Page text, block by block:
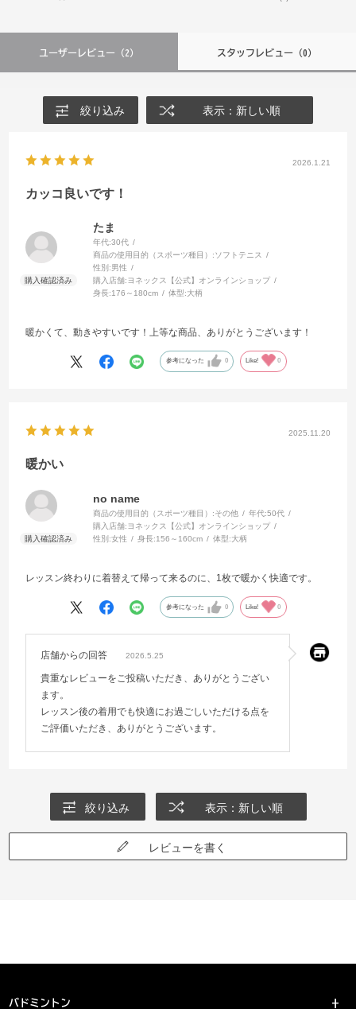
ユーザーレビュー （2） スタッフレビュー（0）
絞り込み 表示：新しい順
2026.1.21
カッコ良いです！
たま
年代:30代
商品の使用目的（スポーツ種目）:ソフトテニス
性別:男性
購入店舗: ヨネックス【公式】オンラインショップ
身長:176～180cm 体型:大柄
暖かくて、動きやすいです！上等な商品、ありがとうございます！
参考になった 0 Like! 0
2025.11.20
暖かい
no name
商品の使用目的（スポーツ種目）:その他 年代:50代
購入店舗: ヨネックス【公式】オンラインショップ
性別:女性 身長:156～160cm 体型:大柄
レッスン終わりに着替えて帰って来るのに、1枚で暖かく快適です。
参考になった 0 Like! 0
店舗からの回答 2026.5.25
貴重なレビューをご投稿いただき、ありがとうござい
ます。
レッスン後の着用でも快適にお過ごしいただける点を
ご評価いただき、ありがとうございます。
絞り込み 表示：新しい順
レビューを書く
バドミントン